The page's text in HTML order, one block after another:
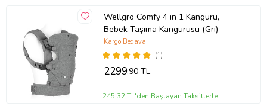
Wellgro Comfy 4 in 1 Kanguru,
Bebek Taşıma Kangurusu (Gri)
(1)
Kargo Bedava
2299,90 TL
245,32 TL'den Başlayan Taksitlerle